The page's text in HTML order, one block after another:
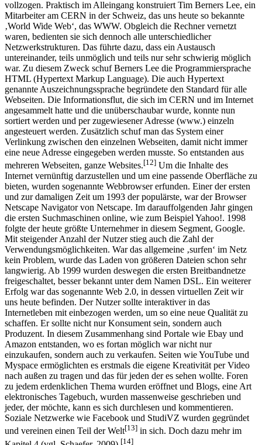
entscheidende Schritt hin zu einem massenfähigen Produkt, das von
der breiten Bevölkerung benutzt werden kann, wurde 1989
vollzogen. Praktisch im Alleingang konstruiert Tim Berners Lee, ein
Mitarbeiter am CERN in der Schweiz, das uns heute so bekannte
‚World Wide Web‘, das WWW. Obgleich die Rechner vernetzt
waren, bedienten sie sich dennoch alle unterschiedlicher
Netzwerkstrukturen. Das führte dazu, dass ein Austausch
untereinander, teils unmöglich und teils nur sehr schwierig möglich
war. Zu diesem Zweck schuf Berners Lee die Programmiersprache
HTML (Hypertext Markup Language). Die auch Hypertext
genannte Auszeichnungssprache begründete den Standard für alle
Webseiten. Die Informationsflut, die sich im CERN und im Internet
angesammelt hatte und die unüberschaubar wurde, konnte nun
sortiert werden und per zugewiesener Adresse (www.) einzeln
angesteuert werden. Zusätzlich schuf man das System einer
Verlinkung zwischen den einzelnen Webseiten, damit nicht immer
eine neue Adresse eingegeben werden musste. So entstanden aus
mehreren Webseiten, ganze Websites.[12]Um die Inhalte des
Internet vernünftig darzustellen und um eine passende Oberfläche zu
bieten, wurden sogenannte Webbrowser erfunden. Einer der ersten
und zur damaligen Zeit um 1993 der populärste, war der Browser
Netscape Navigator von Netscape. Im darauffolgenden Jahr gingen
die ersten Suchmaschinen online, wie zum Beispiel Yahoo!. 1998
folgte der heute größte Unternehmer in diesem Segment, Google.
Mit steigender Anzahl der Nutzer stieg auch die Zahl der
Verwendungsmöglichkeiten. War das allgemeine ‚surfen‘ im Netz
kein Problem, wurde das Laden von größeren Dateien schon sehr
langwierig. Ab 1999 wurden deswegen die ersten Breitbandnetze
freigeschaltet, besser bekannt unter dem Namen DSL. Ein weiterer
Erfolg war das sogenannte Web 2.0, in dessen virtuellen Zeit wir
uns heute befinden. Der Nutzer sollte interaktiver in das
Internetleben mit einbezogen werden, um so eine neue Qualität zu
schaffen. Er sollte nicht nur Konsument sein, sondern auch
Produzent. In diesem Zusammenhang sind Portale wie Ebay und
Amazon entstanden, wo es fortan möglich war nicht nur
einzukaufen, sondern auch zu verkaufen. Seiten wie YouTube und
Myspace ermöglichten es erstmals die eigene Kreativität per Video
nach außen zu tragen und das für jeden der es sehen wollte. Foren
zu jedem erdenklichen Thema wurden eröffnet und Blogs, eine Art
elektronisches Tagebuch, wurden massenweise geschrieben und
jeder, der möchte, kann es sich durchlesen und kommentieren.
Soziale Netzwerke wie Facebook und StudiVZ wurden gegründet